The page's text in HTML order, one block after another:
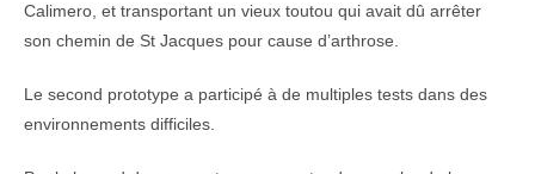
Calimero, et transportant un vieux toutou qui avait dû arrêter
son chemin de St Jacques pour cause d’arthrose.
Le second prototype a participé à de multiples tests dans des
environnements difficiles.